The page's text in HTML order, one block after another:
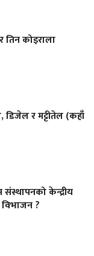
तिन कोइराला
डिजेल र मट्टीतेल (कहाँ
केन्द्रीय
?